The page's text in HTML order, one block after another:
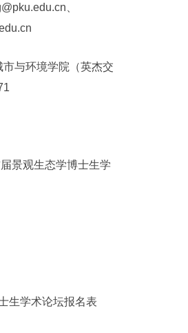
与环境学院（英杰交
景观生态学博士生学
生学术论坛报名表